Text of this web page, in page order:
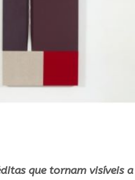
que tornam visíveis a